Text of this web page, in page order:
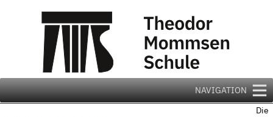
NAVIGATION
Die